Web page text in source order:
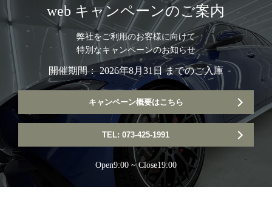
web キャンペーンのご案内
弊社をご利用のお客様に向けて
特別なキャンペーンのお知らせ
開催期間： 2026年8月31日 までのご入庫
キャンペーン概要はこちら
TEL: 073-425-1991
Open9:00 ~ Close19:00